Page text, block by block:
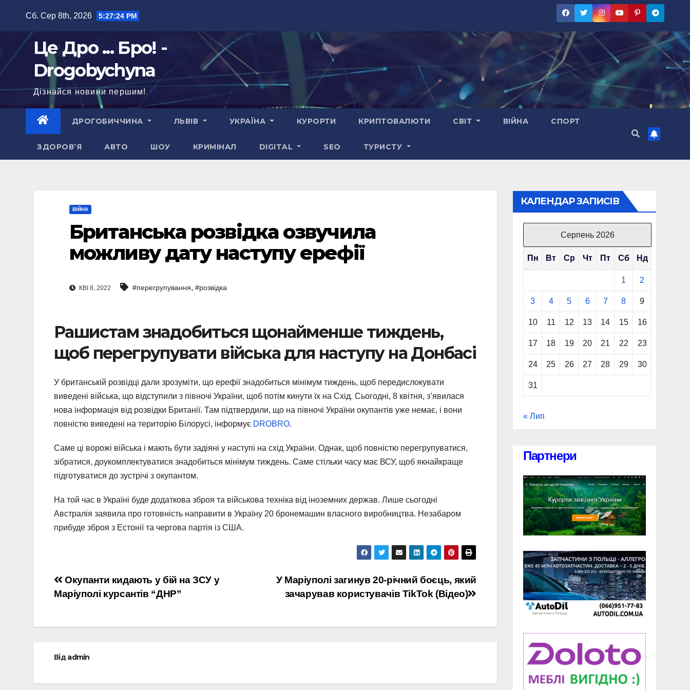
Сб. Сер 8th, 2026 5:27:25 PM
Це Дро ... Бро! -
Drogobychyna
Дізнайся новини першим!
ДРОГОБИЧЧИНА ЛЬВІВ УКРАЇНА КУРОРТИ КРИПТОВАЛЮТИ СВІТ ВІЙНА СПОРТ
ЗДОРОВ’Я АВТО ШОУ КРИМІНАЛ DIGITAL SEO ТУРИСТУ
ВІЙНА
Британська розвідка озвучила
можливу дату наступу ерефії
КВІ 8, 2022 #перегрупування, #розвідка
Рашистам знадобиться щонайменше тиждень,
щоб перегрупувати війська для наступу на Донбасі
У британській розвідці дали зрозуміти, що ерефії знадобиться мінімум тиждень, щоб передислокувати
виведені війська, що відступили з півночі України, щоб потім кинути їх на Схід. Сьогодні, 8 квітня, з’явилася
нова інформація від розвідки Британії. Там підтвердили, що на півночі України окупантів уже немає, і вони
повністю виведені на територію Білорусі, інформує DROBRO.
Саме ці ворожі війська і мають бути задіяні у наступі на схід України. Однак, щоб повністю перегрупуватися,
зібратися, доукомплектуватися знадобиться мінімум тиждень. Саме стільки часу має ВСУ, щоб якнайкраще
підготуватися до зустрічі з окупантом.
На той час в Україні буде додаткова зброя та військова техніка від іноземних держав. Лише сьогодні
Австралія заявила про готовність направити в Україну 20 бронемашин власного виробництва. Незабаром
прибуде зброя з Естонії та чергова партія із США.
Навігація
записів
У Маріуполі загинув 20-річний боєць, який
зачарував користувачів TikTok (Відео)
Окупанти кидають у бій на ЗСУ у
Маріуполі курсантів “ДНР”
Відadmin
КАЛЕНДАР ЗАПИСІВ
Серпень 2026
Пн Вт Ср Чт Пт Сб Нд
1 2
3 4 5 6 7 8 9
10 11 12 13 14 15 16
17 18 19 20 21 22 23
24 25 26 27 28 29 30
31
« Лип
Партнери